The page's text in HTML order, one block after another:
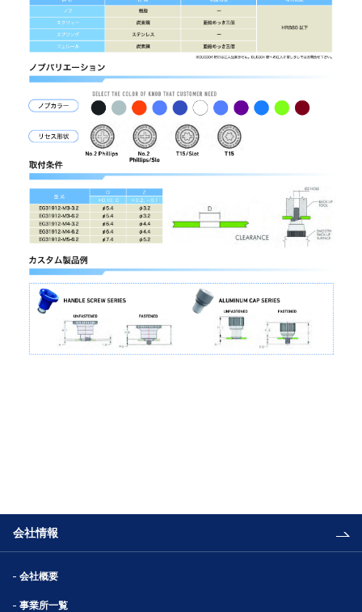
会社情報
会社概要
事業所一覧